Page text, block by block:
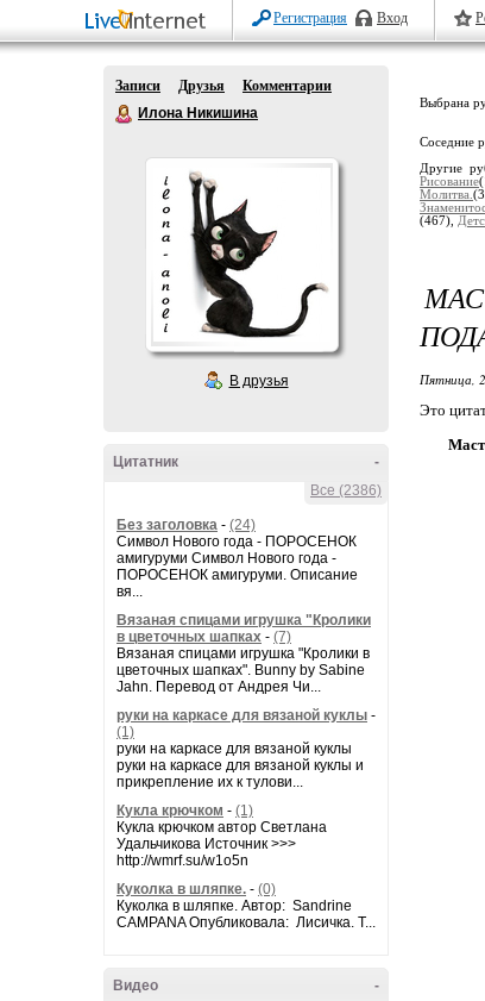
Регистрация Вход
Записи Друзья
Комментарии
Илона Никишина
В друзья
-
Цитатник
Все (2386)
Без заголовка - (24)
Символ Нового года - ПОРОСЕНОК
амигуруми Символ Нового года -
ПОРОСЕНОК амигуруми. Описание
вя...
Вязаная спицами игрушка "Кролики
в цветочных шапках - (7)
Вязаная спицами игрушка "Кролики в
цветочных шапках". Bunny by Sabine
Jahn. Перевод от Андрея Чи...
руки на каркасе для вязаной куклы -
(1)
руки на каркасе для вязаной куклы
руки на каркасе для вязаной куклы и
прикрепление их к тулови...
Кукла крючком - (1)
Кукла крючком автор Светлана
Удальчикова Источник >>>
http://wmrf.su/w1o5n
Куколка в шляпке. - (0)
Куколка в шляпке. Автор: Sandrine
CAMPANA Опубликовала: Лисичка. Т...
-
Видео
Выбрана
Соседние
Другие
Рисование
Молитва.
(467),
Пятница,
Это